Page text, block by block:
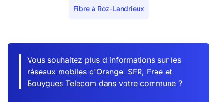
Fibre à Roz-Landrieux
Vous souhaitez plus d'informations sur les
réseaux mobiles d'Orange, SFR, Free et
Bouygues Telecom dans votre commune ?